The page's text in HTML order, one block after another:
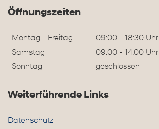
Öffnungszeiten
Montag - Freitag
09:00 - 18:30 Uhr
Samstag
09:00 - 14:00 Uhr
Sonntag
geschlossen
Weiterführende Links
Datenschutz